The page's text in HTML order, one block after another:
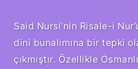
Said Nursi’nin Risale-i
dini bunalımına bir tepki
çıkmıştır. Özellikle Osmanlı